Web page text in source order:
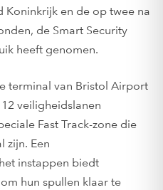
Koninkrijk en de op twee na
de Smart Security
heeft genomen.
terminal van Bristol Airport
veiligheidslanen
Fast Track-zone die
zijn. Een
instappen biedt
hun spullen klaar te